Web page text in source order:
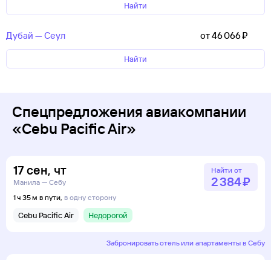
Найти
Дубай — Сеул от 46 ⁠066 ⁠₽
Найти
Спецпредложения авиакомпании
«Cebu Pacific Air»
17 сен, чт
Манила — Себу
1 ч 35 м в пути, в одну сторону
Cebu Pacific Air Недорогой
Найти от
2 ⁠384 ⁠₽
Забронировать отель или апартаменты в Себу